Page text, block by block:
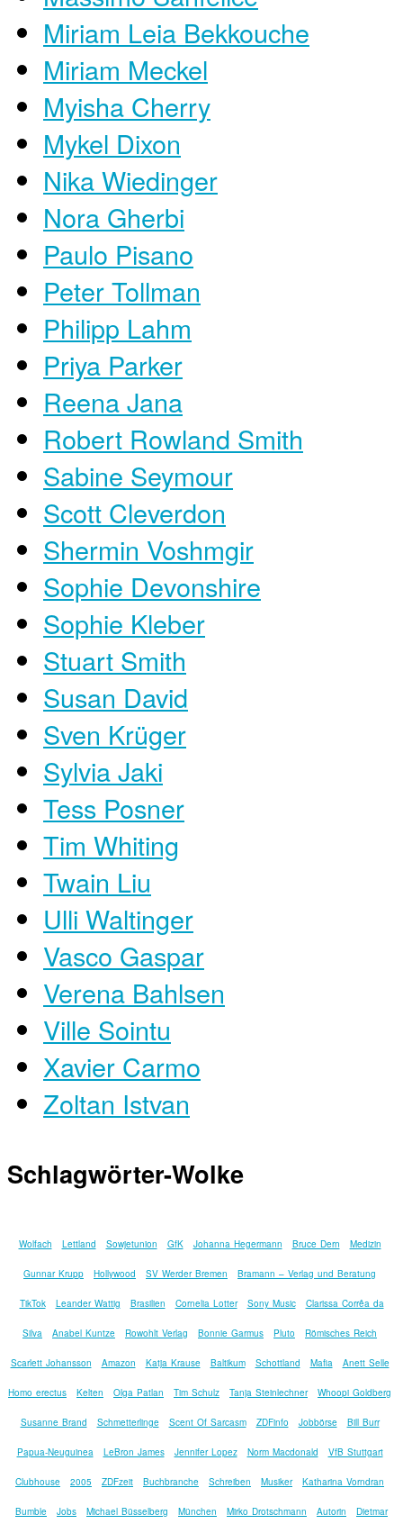
Miriam Leia Bekkouche
Miriam Meckel
Myisha Cherry
Mykel Dixon
Nika Wiedinger
Nora Gherbi
Paulo Pisano
Peter Tollman
Philipp Lahm
Priya Parker
Reena Jana
Robert Rowland Smith
Sabine Seymour
Scott Cleverdon
Shermin Voshmgir
Sophie Devonshire
Sophie Kleber
Stuart Smith
Susan David
Sven Krüger
Sylvia Jaki
Tess Posner
Tim Whiting
Twain Liu
Ulli Waltinger
Vasco Gaspar
Verena Bahlsen
Ville Sointu
Xavier Carmo
Zoltan Istvan
Schlagwörter-Wolke
Wolfach Lettland Sowjetunion GfK Johanna Hegermann Bruce Dern Medizin
Gunnar Krupp Hollywood SV Werder Bremen Bramann – Verlag und Beratung
TikTok Leander Wattig Brasilien Cornelia Lotter Sony Music Clarissa Corrêa da
Silva Anabel Kuntze Rowohlt Verlag Bonnie Garmus Pluto Römisches Reich
Scarlett Johansson Amazon Katja Krause Baltikum Schottland Mafia Anett Selle
Homo erectus Kelten Olga Patlan Tim Schulz Tanja Steinlechner Whoopi Goldberg
Susanne Brand Schmetterlinge Scent Of Sarcasm ZDFinfo Jobbörse Bill Burr
Papua-Neuguinea LeBron James Jennifer Lopez Norm Macdonald VfB Stuttgart
Clubhouse 2005 ZDFzeit Buchbranche Schreiben Musiker Katharina Vorndran
Bumble Jobs Michael Büsselberg München Mirko Drotschmann Autorin Dietmar